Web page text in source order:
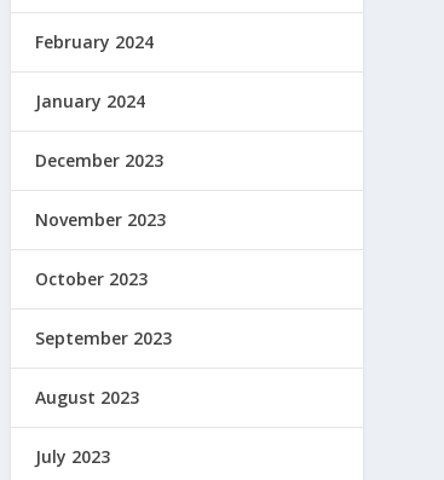
February 2024
January 2024
December 2023
November 2023
October 2023
September 2023
August 2023
July 2023